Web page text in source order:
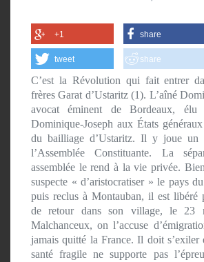
+1 share
tweet share
C’est la Révolution qui fait entrer
frères Garat d’Ustaritz (1). L’aîné
avocat éminent de Bordeaux,
Dominique-Joseph aux États
du bailliage d’Ustaritz. Il y joue un
l’Assemblée Constituante. La
assemblée le rend à la vie privée.
suspecte « d’aristocratiser » le pays
puis reclus à Montauban, il est libéré
de retour dans son village, le 23
Malchanceux, on l’accuse
jamais quitté la France. Il doit s’exiler
santé fragile ne supporte pas